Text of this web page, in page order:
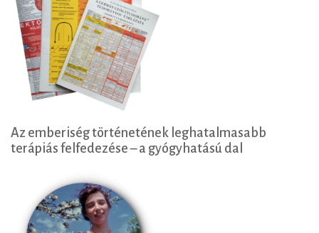
Az emberiség történetének leghatalmasabb
terápiás felfedezése – a gyógyhatású dal